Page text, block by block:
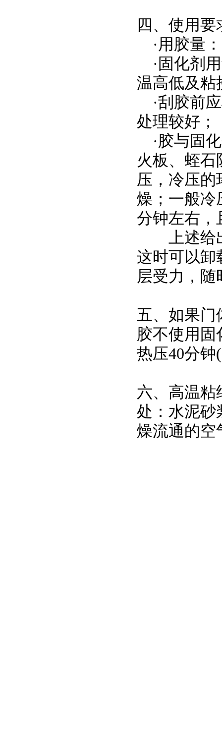
四、使用要
·用胶量：
·固化剂
温高低及粘
·刮胶前
处理较好；
·胶与固
火板、蛭石
压，冷压
燥；一般
分钟左右，
上述给出
这时可以卸
层受力，
五、如果门
胶不使用固
热压40分
六、高温粘
处：水泥砂
燥流通的空